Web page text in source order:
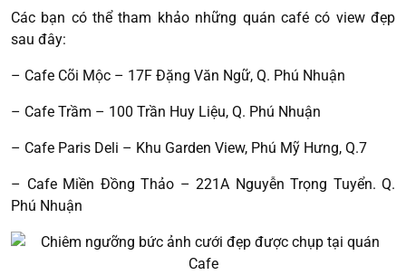
Các bạn có thể tham khảo những quán café có view đẹp
sau đây:
– Cafe Cõi Mộc – 17F Đặng Văn Ngữ, Q. Phú Nhuận
– Cafe Trầm – 100 Trần Huy Liệu, Q. Phú Nhuận
– Cafe Paris Deli – Khu Garden View, Phú Mỹ Hưng, Q.7
– Cafe Miền Đồng Thảo – 221A Nguyễn Trọng Tuyển. Q.
Phú Nhuận